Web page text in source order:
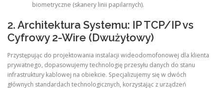
biometryczne (skanery linii papilarnych).
2. Architektura Systemu: IP TCP/IP vs
Cyfrowy 2-Wire (Dwużyłowy)
Przystępując do projektowania instalacji wideodomofonowej dla klienta
prywatnego, dopasowujemy technologię przesyłu danych do stanu
infrastruktury kablowej na obiekcie. Specjalizujemy się w dwóch
głównych standardach technologicznych, korzystając z urządzeń